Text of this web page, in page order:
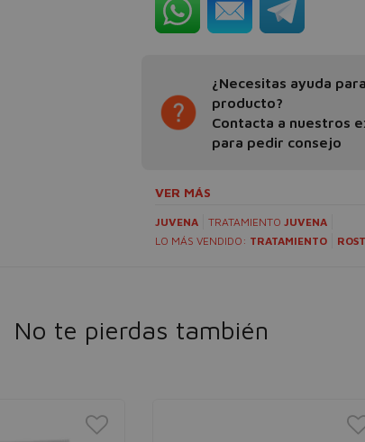
¿Necesitas ayuda
producto?
Contacta a nuestros
para pedir consejo
VER MÁS
JUVENA TRATAMIENTO JUVENA
LO MÁS VENDIDO: TRATAMIENTO
No te pierdas también